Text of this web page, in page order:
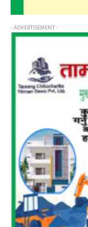
- ADVERTISEMENT -